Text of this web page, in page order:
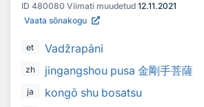
ID 480080 Viimati muudetud 12.11.2021
Vaata sõnakogu
et Vadžrapāni
zh jingangshou pusa 金剛手菩薩
ja kongō shu bosatsu